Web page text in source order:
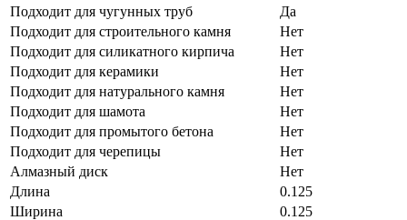
Подходит для чугунных труб
Да
Подходит для строительного камня
Нет
Подходит для силикатного кирпича
Нет
Подходит для керамики
Нет
Подходит для натурального камня
Нет
Подходит для шамота
Нет
Подходит для промытого бетона
Нет
Подходит для черепицы
Нет
Алмазный диск
Нет
Длина
0.125
Ширина
0.125